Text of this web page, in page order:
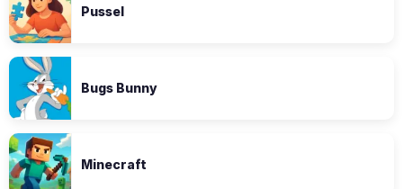
Pussel
Bugs Bunny
Minecraft